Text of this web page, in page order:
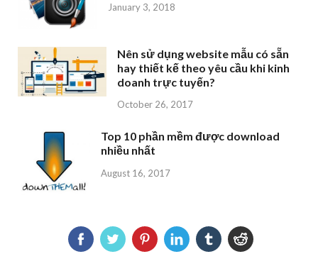
January 3, 2018
Nên sử dụng website mẫu có sẵn
hay thiết kế theo yêu cầu khi kinh
doanh trực tuyến?
October 26, 2017
Top 10 phần mềm được download
nhiều nhất
August 16, 2017